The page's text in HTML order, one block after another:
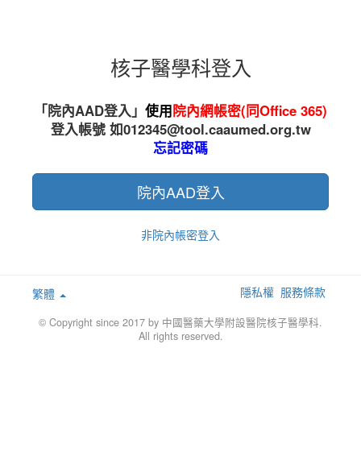
核子醫學科登入
「院內AAD登入」 使用院內網帳密(同Office 365)
登入帳號 如012345@tool.caaumed.org.tw
忘記密碼
院內AAD登入
非院內帳密登入
繁體 隱私權 服務條款
© Copyright since 2017 by 中國醫藥大學附設醫院核子醫學科.
All rights reserved.